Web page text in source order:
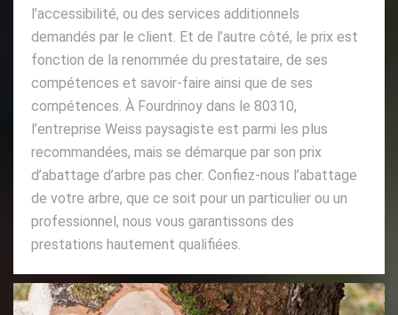
l’accessibilité, ou des services additionnels
demandés par le client. Et de l’autre côté, le prix est
fonction de la renommée du prestataire, de ses
compétences et savoir-faire ainsi que de ses
compétences. À Fourdrinoy dans le 80310,
l’entreprise Weiss paysagiste est parmi les plus
recommandées, mais se démarque par son prix
d’abattage d’arbre pas cher. Confiez-nous l’abattage
de votre arbre, que ce soit pour un particulier ou un
professionnel, nous vous garantissons des
prestations hautement qualifiées.